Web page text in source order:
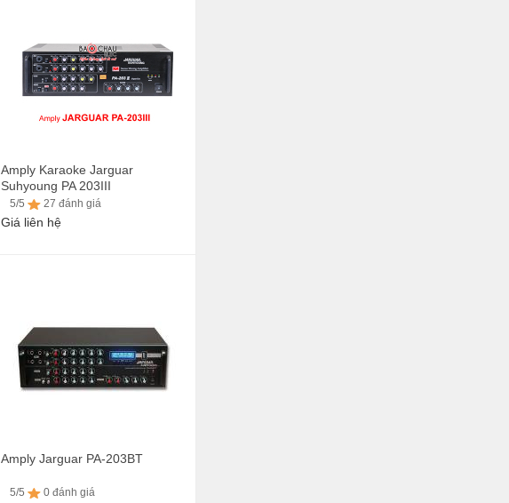
Amply Karaoke Jarguar
Suhyoung PA 203III
(2CHx100W)
5/5 27 đánh giá
Giá liên hệ
Amply Jarguar PA-203BT
5/5 0 đánh giá